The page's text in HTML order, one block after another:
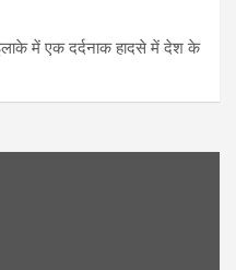
में एक दर्दनाक हादसे में देश के